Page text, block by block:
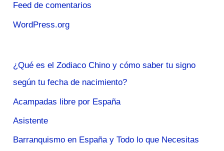
Feed de comentarios
WordPress.org
¿Qué es el Zodiaco Chino y cómo saber tu signo
según tu fecha de nacimiento?
Acampadas libre por España
Asistente
Barranquismo en España y Todo lo que Necesitas